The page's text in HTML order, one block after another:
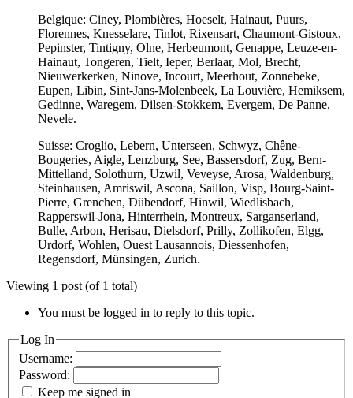
Belgique: Ciney, Plombières, Hoeselt, Hainaut, Puurs,
Florennes, Knesselare, Tinlot, Rixensart, Chaumont-Gistoux,
Pepinster, Tintigny, Olne, Herbeumont, Genappe, Leuze-en-
Hainaut, Tongeren, Tielt, Ieper, Berlaar, Mol, Brecht,
Nieuwerkerken, Ninove, Incourt, Meerhout, Zonnebeke,
Eupen, Libin, Sint-Jans-Molenbeek, La Louvière, Hemiksem,
Gedinne, Waregem, Dilsen-Stokkem, Evergem, De Panne,
Nevele.
Suisse: Croglio, Lebern, Unterseen, Schwyz, Chêne-
Bougeries, Aigle, Lenzburg, See, Bassersdorf, Zug, Bern-
Mittelland, Solothurn, Uzwil, Veveyse, Arosa, Waldenburg,
Steinhausen, Amriswil, Ascona, Saillon, Visp, Bourg-Saint-
Pierre, Grenchen, Dübendorf, Hinwil, Wiedlisbach,
Rapperswil-Jona, Hinterrhein, Montreux, Sarganserland,
Bulle, Arbon, Herisau, Dielsdorf, Prilly, Zollikofen, Elgg,
Urdorf, Wohlen, Ouest Lausannois, Diessenhofen,
Regensdorf, Münsingen, Zurich.
Viewing 1 post (of 1 total)
You must be logged in to reply to this topic.
Log In
Username:
Password:
Keep me signed in